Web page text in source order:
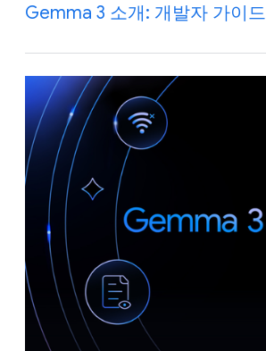
Gemma 3 소개: 개발자 가이드